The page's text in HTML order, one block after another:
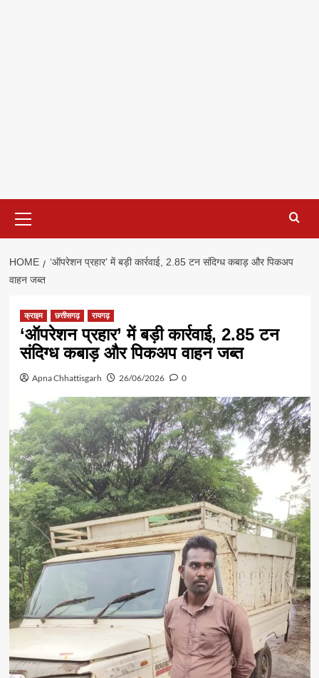
Menu
HOME
‘ऑपरेशन प्रहार’ में बड़ी कार्रवाई, 2.85 टन संदिग्ध कबाड़ और पिकअप
वाहन जब्त
क्राइम छत्तीसगढ़ रायगढ़
‘ऑपरेशन प्रहार’ में बड़ी कार्रवाई, 2.85 टन
संदिग्ध कबाड़ और पिकअप वाहन जब्त
Apna Chhattisgarh 26/06/2026 0